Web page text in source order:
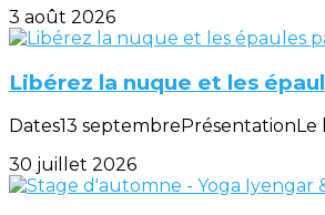
3 août 2026
Libérez la nuque et les
Dates13 septembrePrésentationLe
30 juillet 2026